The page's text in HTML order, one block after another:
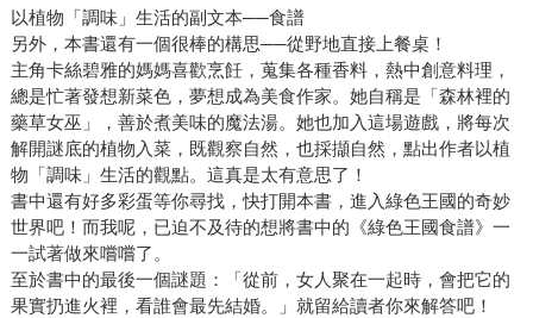
以植物「調味」生活的副文本──食譜
另外，本書還有一個很棒的構思──從野地直接上餐桌！
主角卡絲碧雅的媽媽喜歡烹飪，蒐集各種香料，熱中創意料理，
總是忙著發想新菜色，夢想成為美食作家。她自稱是「森林裡的
藥草女巫」，善於煮美味的魔法湯。她也加入這場遊戲，將每次
解開謎底的植物入菜，既觀察自然，也採擷自然，點出作者以植
物「調味」生活的觀點。這真是太有意思了！
書中還有好多彩蛋等你尋找，快打開本書，進入綠色王國的奇妙
世界吧！而我呢，已迫不及待的想將書中的《綠色王國食譜》一
一試著做來嚐嚐了。
至於書中的最後一個謎題：「從前，女人聚在一起時，會把它的
果實扔進火裡，看誰會最先結婚。」就留給讀者你來解答吧！